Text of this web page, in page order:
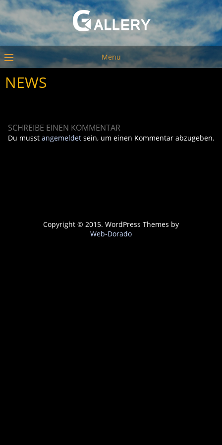
Menu
NEWS
SCHREIBE EINEN KOMMENTAR
Du musst angemeldet sein, um einen Kommentar abzugeben.
Copyright © 2015. WordPress Themes by
Web-Dorado